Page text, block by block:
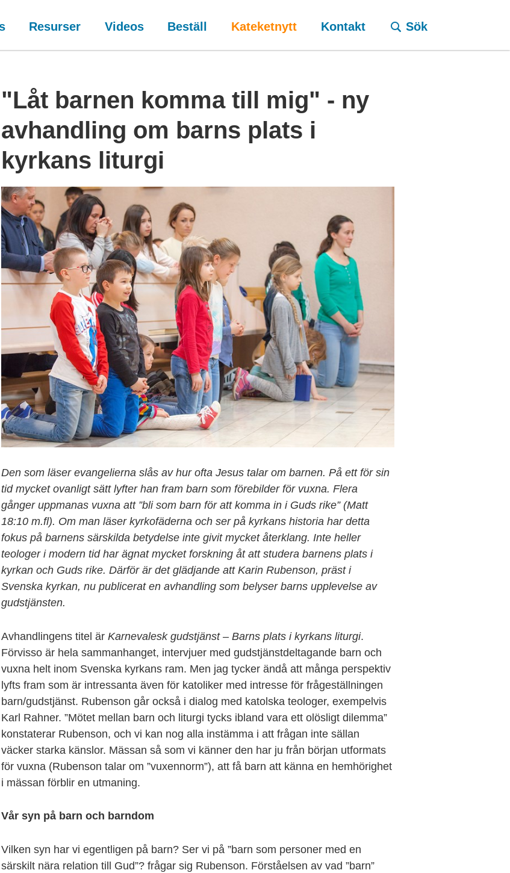
Resurser Videos Beställ Kateketnytt Kontakt Sök
"Låt barnen komma till mig" - ny
avhandling om barns plats i
kyrkans liturgi
Den som läser evangelierna slås av hur ofta Jesus talar om barnen. På ett för sin
tid mycket ovanligt sätt lyfter han fram barn som förebilder för vuxna. Flera
gånger uppmanas vuxna att ”bli som barn för att komma in i Guds rike” (Matt
18:10 m.fl). Om man läser kyrkofäderna och ser på kyrkans historia har detta
fokus på barnens särskilda betydelse inte givit mycket återklang. Inte heller
teologer i modern tid har ägnat mycket forskning åt att studera barnens plats i
kyrkan och Guds rike. Därför är det glädjande att Karin Rubenson, präst i
Svenska kyrkan, nu publicerat en avhandling som belyser barns upplevelse av
gudstjänsten.
Avhandlingens titel ärKarnevalesk gudstjänst – Barns plats i kyrkans liturgi.
Förvisso är hela sammanhanget, intervjuer med gudstjänstdeltagande barn och
vuxna helt inom Svenska kyrkans ram. Men jag tycker ändå att många perspektiv
lyfts fram som är intressanta även för katoliker med intresse för frågeställningen
barn/gudstjänst. Rubenson går också i dialog med katolska teologer, exempelvis
Karl Rahner. ”Mötet mellan barn och liturgi tycks ibland vara ett olösligt dilemma”
konstaterar Rubenson, och vi kan nog alla instämma i att frågan inte sällan
väcker starka känslor. Mässan så som vi känner den har ju från början utformats
för vuxna (Rubenson talar om ”vuxennorm”), att få barn att känna en hemhörighet
i mässan förblir en utmaning.
Vår syn på barn och barndom
Vilken syn har vi egentligen på barn? Ser vi på ”barn som personer med en
särskilt nära relation till Gud”? frågar sig Rubenson. Förståelsen av vad ”barn”